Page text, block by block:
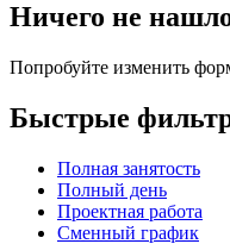
Ничего не
Попробуйте изменить
Быстрые
Полная занятость
Полный день
Проектная работа
Сменный график